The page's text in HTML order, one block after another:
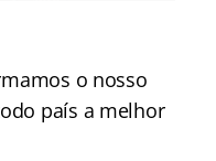
o nosso
país a melhor